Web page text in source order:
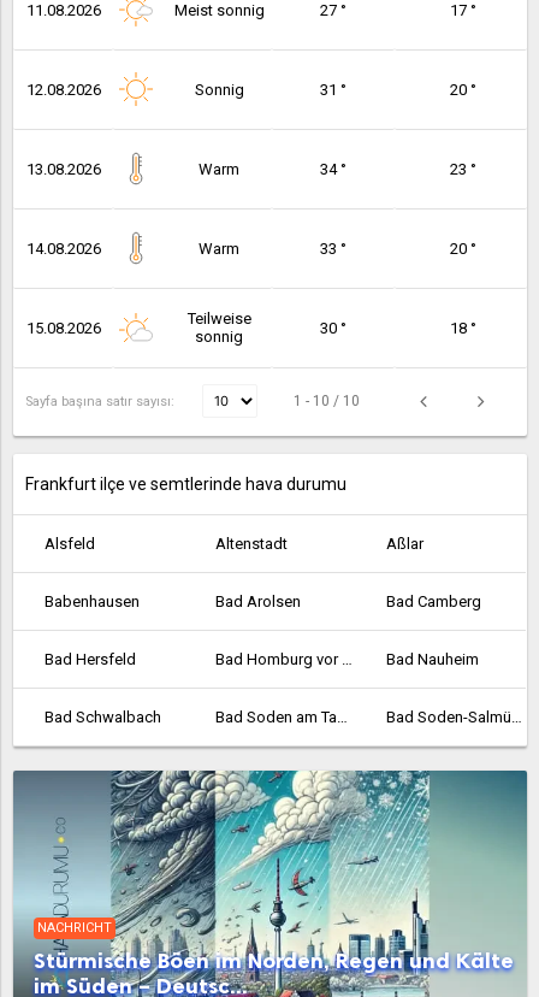
11.08.2026 Meist sonnig 27 ° 17 °
12.08.2026 Sonnig 31 ° 20 °
13.08.2026 Warm 34 ° 23 °
14.08.2026 Warm 33 ° 20 °
15.08.2026
Teilweise
sonnig
30 ° 18 °
Sayfa başına satır sayısı: 1 - 10 / 10
Frankfurt ilçe ve semtlerinde hava durumu
Alsfeld Altenstadt Aßlar
Babenhausen Bad Arolsen Bad Camberg
Bad Hersfeld Bad Homburg vor der Höhe Bad Nauheim
Bad Schwalbach Bad Soden am Taunus Bad Soden-Salmünster
Bad Vilbel Bad Wildungen Baunatal
Bebra Bensheim Biedenkopf
Bischofsheim Bockenheim Borken
Bornheim Braunfels Bruchköbel
NACHRICHT
Stürmische Böen im Norden, Regen und Kälte
im Süden – Deutsc...